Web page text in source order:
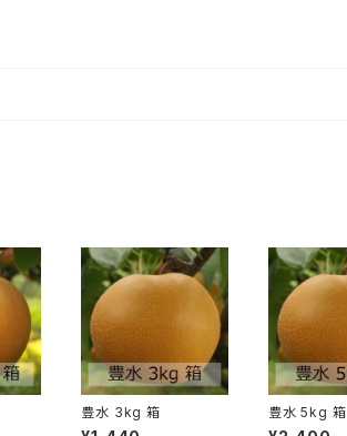
豊水 3kg 箱 豊水 5kg 箱